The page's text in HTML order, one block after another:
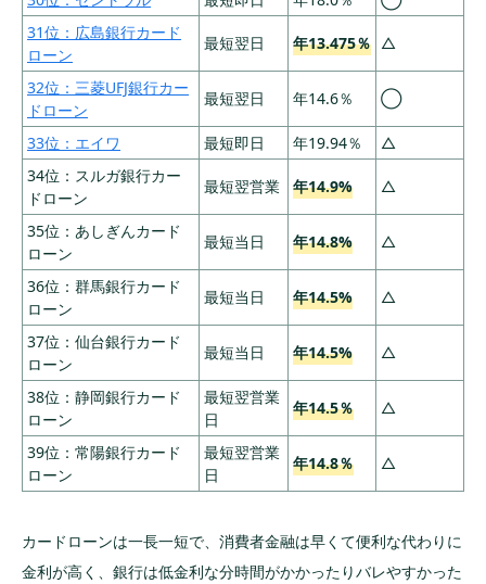
申込みできる職業や年齢はカードローン会社に
よって違う
カードローンの審査で主に見られる項目
カードローンの審査に通過するためのコツ！
カードローンの借入から返済までの流れ
【手順1】カードローン会社を選んで申し込む
【手順2】必要書類を提出する
【手順3】審査結果が出るのを待つ
【手順4】金利や限度額を確認して契約する
【手順5】振り込みやATMで借入れする
カードローンに関するよくある質問（Q＆
まとめ｜カードローンおすすめランキング
31位：広島銀行カード
ローン
最短翌日 年13.475％ △
32位：三菱UFJ銀行カー
ドローン
最短翌日 年14.6％ ◯
33位：エイワ 最短即日 年19.94％
△
34位：スルガ銀行カー
ドローン
最短翌営業 年14.9% △
35位：あしぎんカード
ローン
最短当日 年14.8% △
36位：群馬銀行カード
ローン
最短当日 年14.5% △
37位：仙台銀行カード
ローン
最短当日 年14.5% △
38位：静岡銀行カード
ローン
最短翌営業
日
年14.5％ △
39位：常陽銀行カード
ローン
最短翌営業
日
年14.8％ △
カードローンは一長一短で、消費者金融は早くて便利な代わりに
金利が高く、銀行は低金利な分時間がかかったりバレやすかった